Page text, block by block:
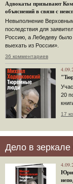
Адвокаты призывают
объяснений в связи с
Невыполнение
последствия для
Россию, а Лебедеву было
выехать из России».
36 комментариев
20
17
Дело в